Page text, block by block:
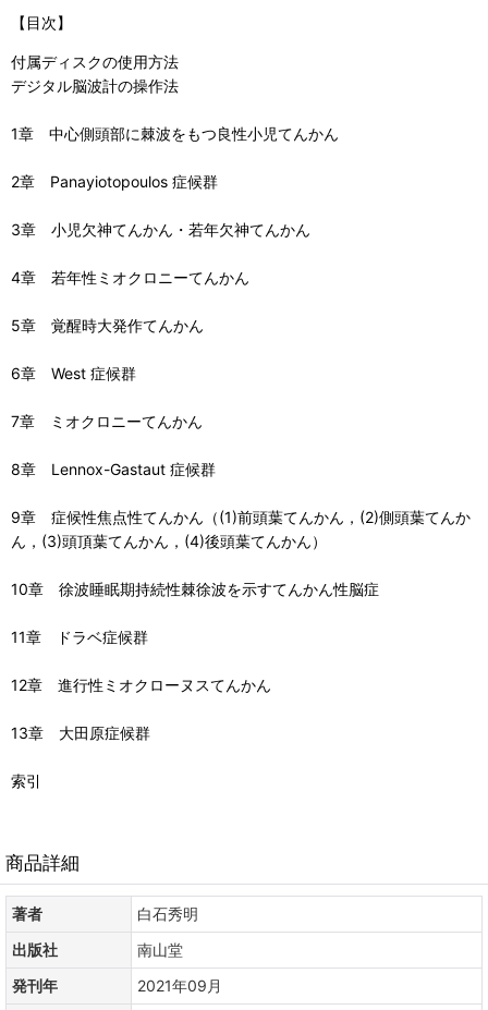
【目次】
付属ディスクの使用方法
デジタル脳波計の操作法
1章 中心側頭部に棘波をもつ良性小児てんかん
2章 Panayiotopoulos 症候群
3章 小児欠神てんかん・若年欠神てんかん
4章 若年性ミオクロニーてんかん
5章 覚醒時大発作てんかん
6章 West 症候群
7章 ミオクロニーてんかん
8章 Lennox-Gastaut 症候群
9章 症候性焦点性てんかん（(1)前頭葉てんかん，(2)側頭葉てんか
ん，(3)頭頂葉てんかん，(4)後頭葉てんかん）
10章 徐波睡眠期持続性棘徐波を示すてんかん性脳症
11章 ドラベ症候群
12章 進行性ミオクローヌスてんかん
13章 大田原症候群
索引
商品詳細
著者
白石秀明
出版社
南山堂
発刊年
2021年09月